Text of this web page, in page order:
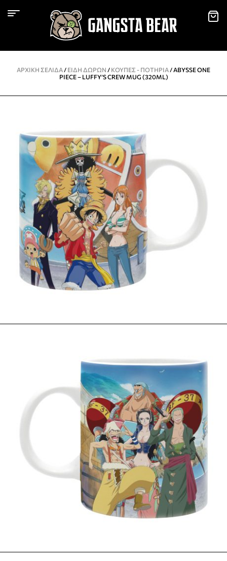
ΑΡΧΙΚΉ ΣΕΛΊΔΑ/ ΕΙΔΗ ΔΩΡΩΝ / KΟΎΠΕΣ - ΠΟΤΉΡΙΑ/ ABYSSE ONE
PIECE – LUFFY’S CREW MUG (320ML)